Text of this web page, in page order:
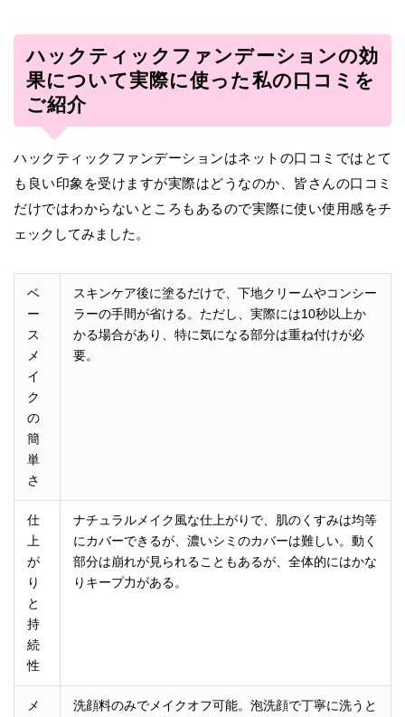
ハックティックファンデーションの効
果について実際に使った私の口コミを
ご紹介
ハックティックファンデーションはネットの口コミではとて
も良い印象を受けますが実際はどうなのか、皆さんの口コミ
だけではわからないところもあるので実際に使い使用感をチ
ェックしてみました。
ベ
ー
ス
メ
イ
ク
の
簡
単
さ
スキンケア後に塗るだけで、下地クリームやコンシー
ラーの手間が省ける。ただし、実際には10秒以上か
かる場合があり、特に気になる部分は重ね付けが必
要。
仕
上
が
り
と
持
続
性
ナチュラルメイク風な仕上がりで、肌のくすみは均等
にカバーできるが、濃いシミのカバーは難しい。動く
部分は崩れが見られることもあるが、全体的にはかな
りキープ力がある。
メ
洗顔料のみでメイクオフ可能。泡洗顔で丁寧に洗うと